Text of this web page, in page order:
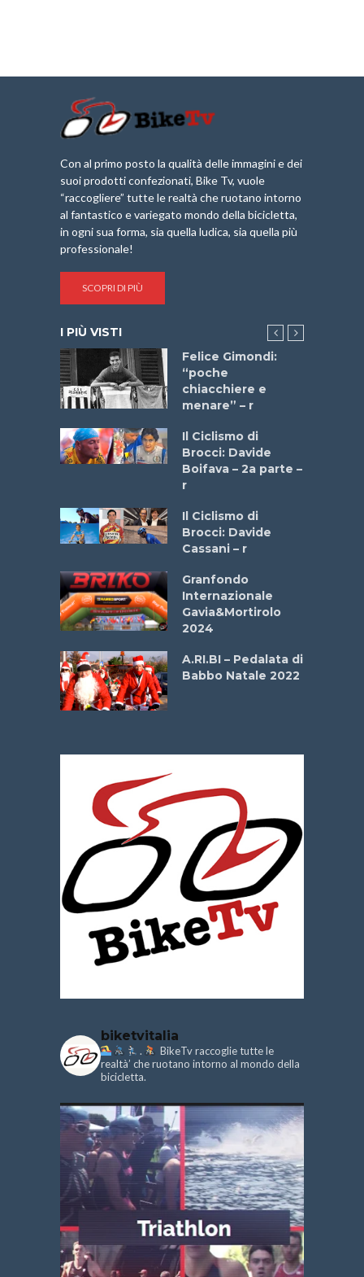
Con al primo posto la qualità delle immagini e dei
suoi prodotti confezionati, Bike Tv, vuole
“raccogliere” tutte le realtà che ruotano intorno
al fantastico e variegato mondo della bicicletta,
in ogni sua forma, sia quella ludica, sia quella più
professionale!
SCOPRI DI PIÙ
I PIÙ VISTI
Felice Gimondi:
“poche
chiacchiere e
menare” – r
Il Ciclismo di
Brocci: Davide
Boifava – 2a parte –
r
Il Ciclismo di
Brocci: Davide
Cassani – r
Granfondo
Internazionale
Gavia&Mortirolo
2024
A.RI.BI – Pedalata di
Babbo Natale 2022
biketvitalia
.
BikeTv raccoglie tutte le
realtà’ che ruotano intorno al mondo della
bicicletta.